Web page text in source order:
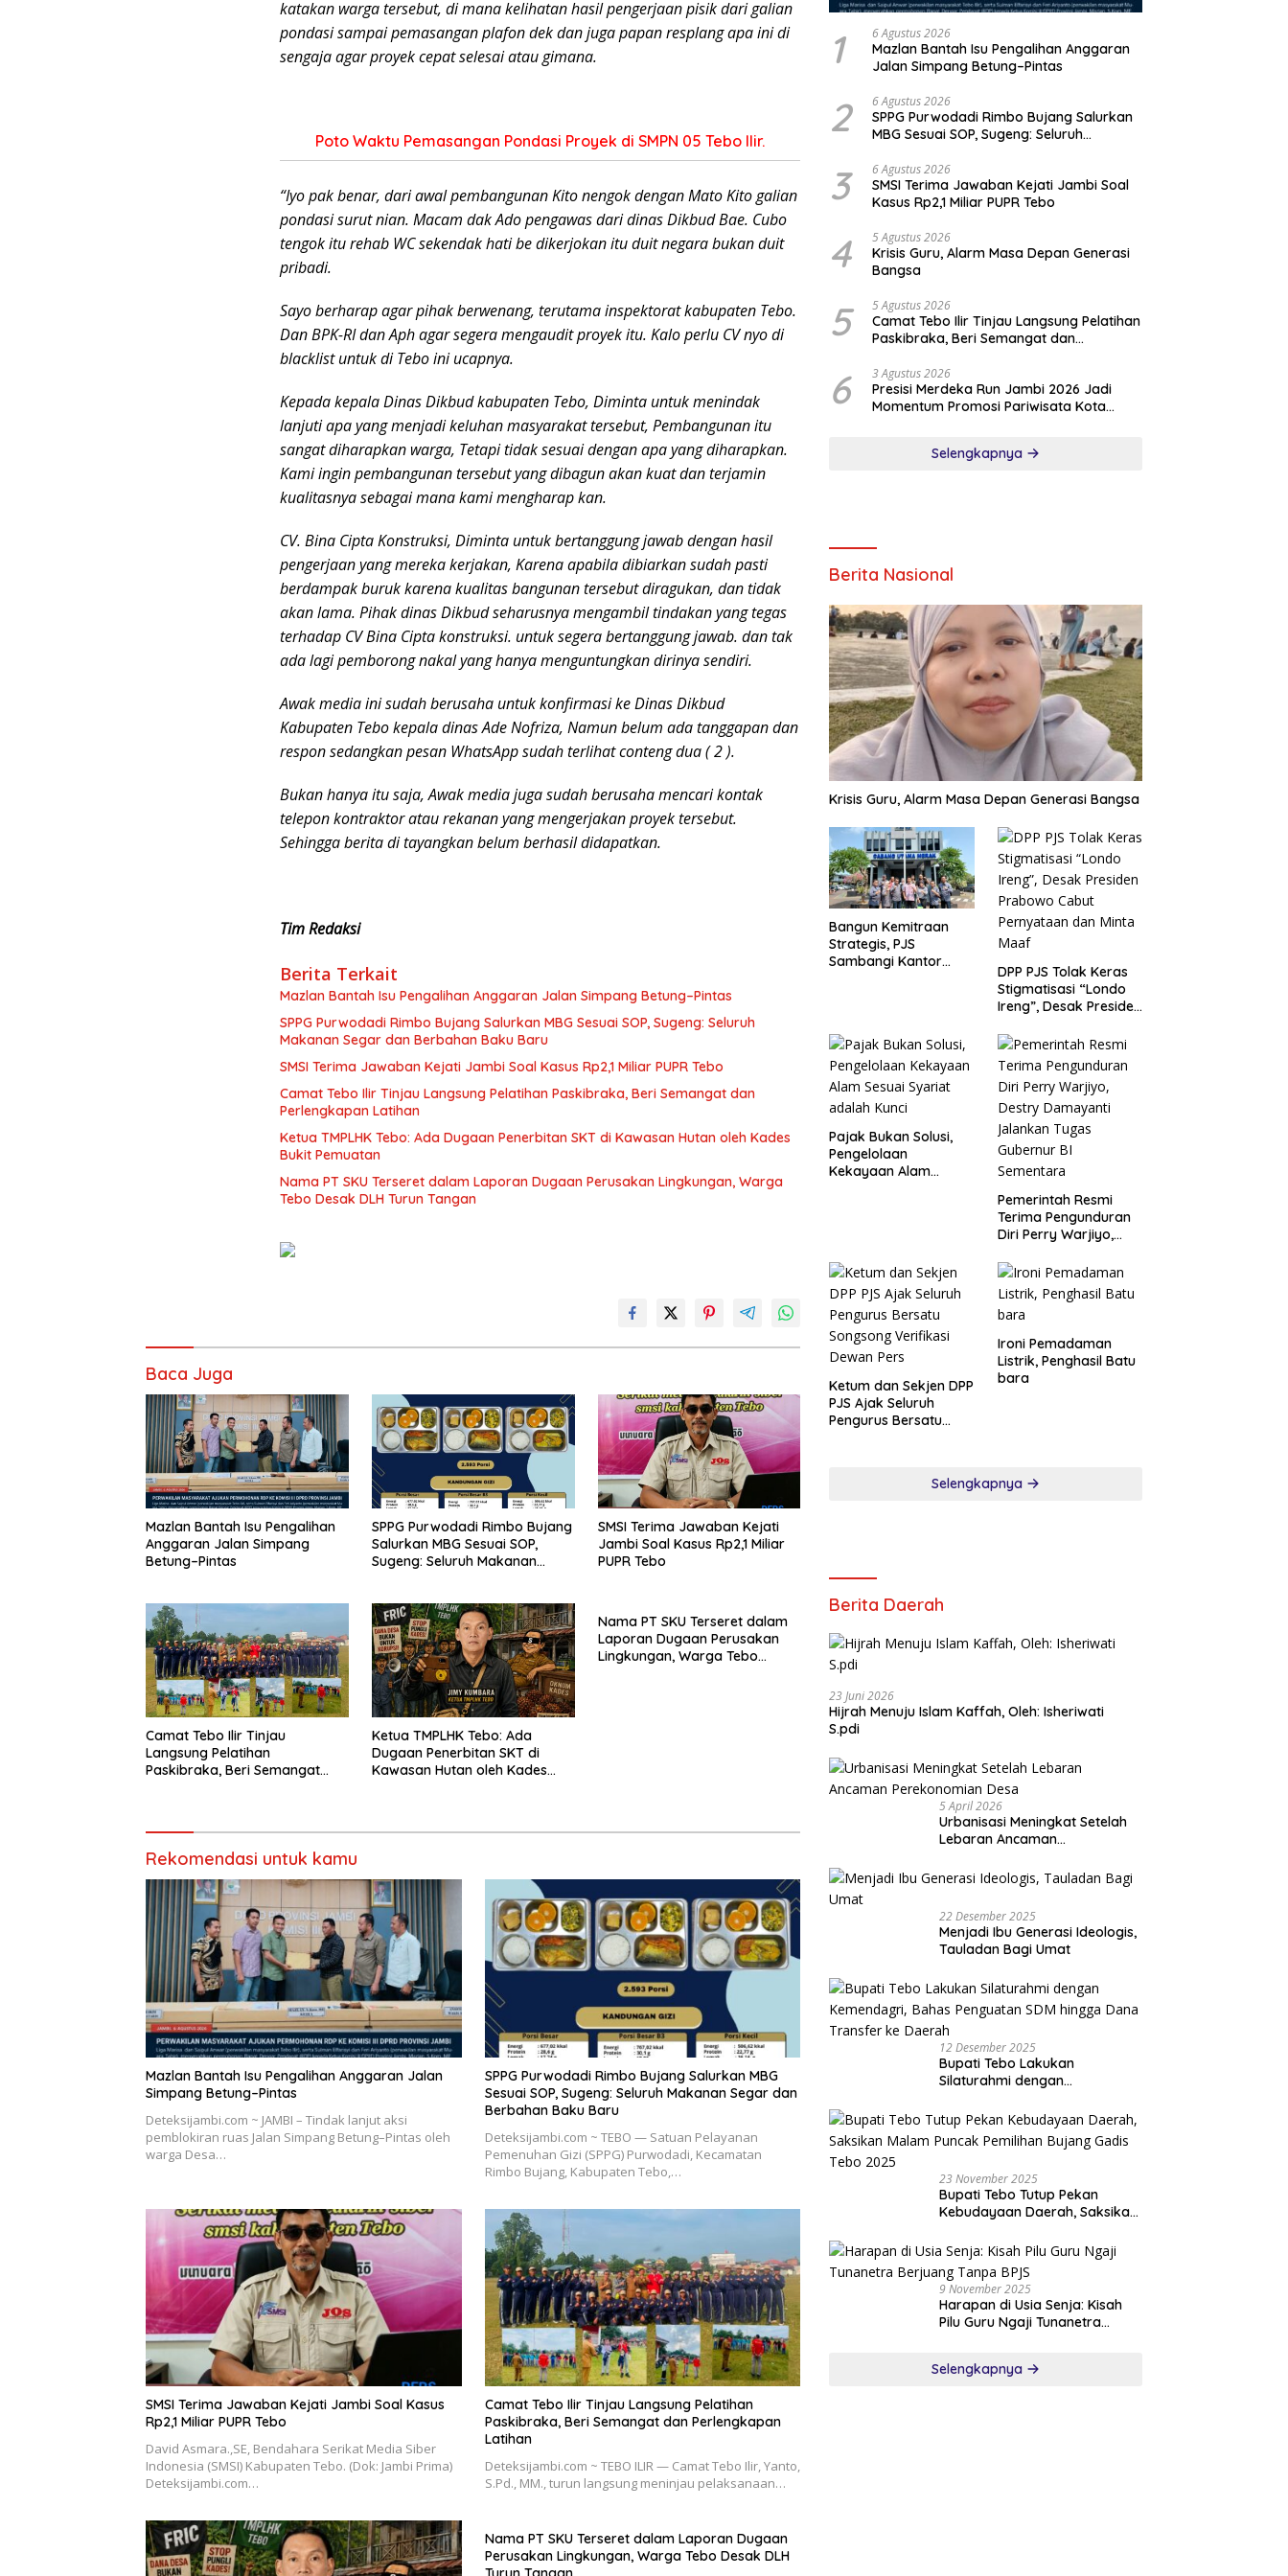
katakan warga tersebut, di mana kelihatan hasil pengerjaan pisik dari galian
pondasi sampai pemasangan plafon dek dan juga papan resplang apa ini di
sengaja agar proyek cepat selesai atau gimana.
Poto Waktu Pemasangan Pondasi Proyek di SMPN 05 Tebo Ilir.
“Iyo pak benar, dari awal pembangunan Kito nengok dengan Mato Kito galian
pondasi surut nian. Macam dak Ado pengawas dari dinas Dikbud Bae. Cubo
tengok itu rehab WC sekendak hati be dikerjokan itu duit negara bukan duit
pribadi.
Sayo berharap agar pihak berwenang, terutama inspektorat kabupaten Tebo.
Dan BPK-RI dan Aph agar segera mengaudit proyek itu. Kalo perlu CV nyo di
blacklist untuk di Tebo ini ucapnya.
Kepada kepala Dinas Dikbud kabupaten Tebo, Diminta untuk menindak
lanjuti apa yang menjadi keluhan masyarakat tersebut, Pembangunan itu
sangat diharapkan warga, Tetapi tidak sesuai dengan apa yang diharapkan.
Kami ingin pembangunan tersebut yang dibagun akan kuat dan terjamin
kualitasnya sebagai mana kami mengharap kan.
CV. Bina Cipta Konstruksi, Diminta untuk bertanggung jawab dengan hasil
pengerjaan yang mereka kerjakan, Karena apabila dibiarkan sudah pasti
berdampak buruk karena kualitas bangunan tersebut diragukan, dan tidak
akan lama. Pihak dinas Dikbud seharusnya mengambil tindakan yang tegas
terhadap CV Bina Cipta konstruksi. untuk segera bertanggung jawab. dan tak
ada lagi pemborong nakal yang hanya menguntungkan dirinya sendiri.
Awak media ini sudah berusaha untuk konfirmasi ke Dinas Dikbud
Kabupaten Tebo kepala dinas Ade Nofriza, Namun belum ada tanggapan dan
respon sedangkan pesan WhatsApp sudah terlihat conteng dua ( 2 ).
Bukan hanya itu saja, Awak media juga sudah berusaha mencari kontak
telepon kontraktor atau rekanan yang mengerjakan proyek tersebut.
Sehingga berita di tayangkan belum berhasil didapatkan.
Tim Redaksi
Berita Terkait
Mazlan Bantah Isu Pengalihan Anggaran Jalan Simpang Betung–Pintas
SPPG Purwodadi Rimbo Bujang Salurkan MBG Sesuai SOP, Sugeng: Seluruh
Makanan Segar dan Berbahan Baku Baru
SMSI Terima Jawaban Kejati Jambi Soal Kasus Rp2,1 Miliar PUPR Tebo
Camat Tebo Ilir Tinjau Langsung Pelatihan Paskibraka, Beri Semangat dan
Perlengkapan Latihan
Ketua TMPLHK Tebo: Ada Dugaan Penerbitan SKT di Kawasan Hutan oleh Kades
Bukit Pemuatan
Nama PT SKU Terseret dalam Laporan Dugaan Perusakan Lingkungan, Warga
Tebo Desak DLH Turun Tangan
Baca Juga
Mazlan Bantah Isu Pengalihan
Anggaran Jalan Simpang
Betung–Pintas
SPPG Purwodadi Rimbo Bujang
Salurkan MBG Sesuai SOP,
Sugeng: Seluruh Makanan
SMSI Terima Jawaban Kejati
Jambi Soal Kasus Rp2,1 Miliar
PUPR Tebo
Camat Tebo Ilir Tinjau
Langsung Pelatihan
Paskibraka, Beri Semangat
Ketua TMPLHK Tebo: Ada
Dugaan Penerbitan SKT di
Kawasan Hutan oleh Kades
Nama PT SKU Terseret dalam
Laporan Dugaan Perusakan
Lingkungan, Warga Tebo
Rekomendasi untuk kamu
Mazlan Bantah Isu Pengalihan Anggaran Jalan
Simpang Betung–Pintas
Deteksijambi.com ~ JAMBI – Tindak lanjut aksi
pemblokiran ruas Jalan Simpang Betung–Pintas oleh
warga Desa…
SPPG Purwodadi Rimbo Bujang Salurkan MBG
Sesuai SOP, Sugeng: Seluruh Makanan Segar dan
Berbahan Baku Baru
Deteksijambi.com ~ TEBO — Satuan Pelayanan
Pemenuhan Gizi (SPPG) Purwodadi, Kecamatan
Rimbo Bujang, Kabupaten Tebo,…
SMSI Terima Jawaban Kejati Jambi Soal Kasus
Rp2,1 Miliar PUPR Tebo
David Asmara.,SE, Bendahara Serikat Media Siber
Indonesia (SMSI) Kabupaten Tebo. (Dok: Jambi Prima)
Deteksijambi.com…
Camat Tebo Ilir Tinjau Langsung Pelatihan
Paskibraka, Beri Semangat dan Perlengkapan
Latihan
Deteksijambi.com ~ TEBO ILIR — Camat Tebo Ilir, Yanto,
S.Pd., MM., turun langsung meninjau pelaksanaan…
Nama PT SKU Terseret dalam Laporan Dugaan
Perusakan Lingkungan, Warga Tebo Desak DLH
1 6 Agustus 2026
Mazlan Bantah Isu Pengalihan Anggaran
Jalan Simpang Betung–Pintas
2 6 Agustus 2026
SPPG Purwodadi Rimbo Bujang Salurkan
MBG Sesuai SOP, Sugeng: Seluruh
3 6 Agustus 2026
SMSI Terima Jawaban Kejati Jambi Soal
Kasus Rp2,1 Miliar PUPR Tebo
4 5 Agustus 2026
Krisis Guru, Alarm Masa Depan Generasi
Bangsa
5 5 Agustus 2026
Camat Tebo Ilir Tinjau Langsung Pelatihan
Paskibraka, Beri Semangat dan
6 3 Agustus 2026
Presisi Merdeka Run Jambi 2026 Jadi
Momentum Promosi Pariwisata Kota
Selengkapnya
Berita Nasional
Krisis Guru, Alarm Masa Depan Generasi Bangsa
Bangun Kemitraan
Strategis, PJS
Sambangi Kantor
DPP PJS Tolak Keras
Stigmatisasi “Londo
Ireng”, Desak Presiden
Pernyataan dan Minta
Maaf
Pajak Bukan Solusi,
Pengelolaan
Kekayaan Alam
Pemerintah Resmi
Terima Pengunduran
Diri Perry Warjiyo,
Jalankan Tugas
Gubernur BI
Sementara
Ketum dan Sekjen DPP
PJS Ajak Seluruh
Pengurus Bersatu
Ironi Pemadaman
Listrik, Penghasil Batu
bara
Selengkapnya
Berita Daerah
23 Juni 2026
Hijrah Menuju Islam Kaffah, Oleh: Isheriwati
S.pdi
5 April 2026
Urbanisasi Meningkat Setelah
Lebaran Ancaman
22 Desember 2025
Menjadi Ibu Generasi Ideologis,
Tauladan Bagi Umat
12 Desember 2025
Bupati Tebo Lakukan
Silaturahmi dengan
SDM hingga Dana Transfer ke
Daerah
23 November 2025
Bupati Tebo Tutup Pekan
Kebudayaan Daerah, Saksikan
Bujang Gadis Tebo 2025
9 November 2025
Harapan di Usia Senja: Kisah
Pilu Guru Ngaji Tunanetra
Selengkapnya